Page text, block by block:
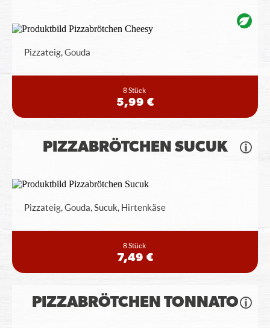
Pizzateig, Gouda
8 Stück
5,99 €
PIZZABRÖTCHEN SUCUK
Pizzateig, Gouda, Sucuk, Hirtenkäse
8 Stück
7,49 €
PIZZABRÖTCHEN TONNATO